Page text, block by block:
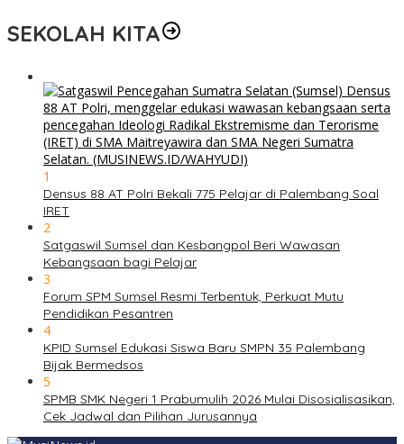
SEKOLAH KITA
1
Densus 88 AT Polri Bekali 775 Pelajar di Palembang Soal
IRET
2
Satgaswil Sumsel dan Kesbangpol Beri Wawasan
Kebangsaan bagi Pelajar
3
Forum SPM Sumsel Resmi Terbentuk, Perkuat Mutu
Pendidikan Pesantren
4
KPID Sumsel Edukasi Siswa Baru SMPN 35 Palembang
Bijak Bermedsos
5
SPMB SMK Negeri 1 Prabumulih 2026 Mulai Disosialisasikan,
Cek Jadwal dan Pilihan Jurusannya